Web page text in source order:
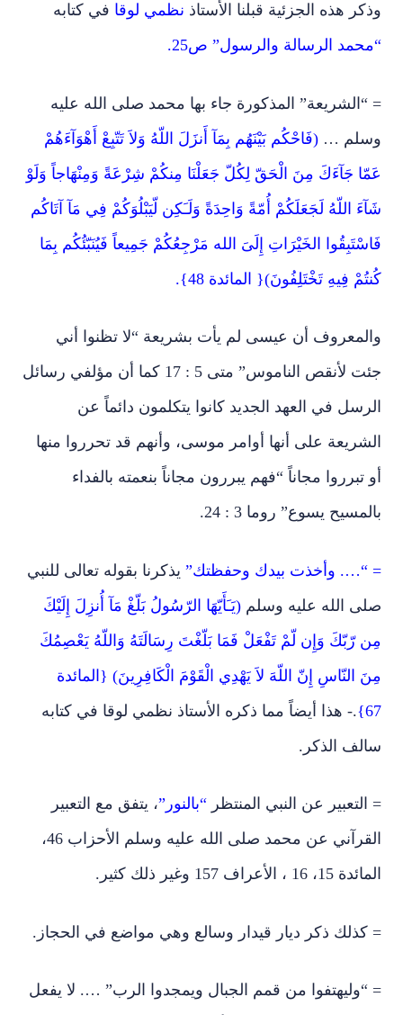
وذكر هذه الجزئية قبلنا الأستاذ نظمي لوقا في كتابه
“محمد الرسالة والرسول” ص25.
= “الشريعة” المذكورة جاء بها محمد صلى الله عليه
وسلم … (فَاحْكُم بَيْنَهُم بِمَآ أَنزَلَ اللّهُ وَلاَ تَتّبِعْ أَهْوَآءَهُمْ
عَمّا جَآءَكَ مِنَ الْحَقّ لِكُلّ جَعَلْنَا مِنكُمْ شِرْعَةً وَمِنْهَاجاً وَلَوْ
شَآءَ اللّهُ لَجَعَلَكُمْ أُمّةً وَاحِدَةً وَلَـَكِن لّيَبْلُوَكُمْ فِي مَآ آتَاكُم
فَاسْتَبِقُوا الخَيْرَاتِ إِلَىَ الله مَرْجِعُكُمْ جَمِيعاً فَيُنَبّئُكُم بِمَا
كُنتُمْ فِيهِ تَخْتَلِفُونَ){ المائدة 48}.
والمعروف أن عيسى لم يأت بشريعة “لا تظنوا أني
جئت لأنقص الناموس” متى 5 : 17 كما أن مؤلفي رسائل
الرسل في العهد الجديد كانوا يتكلمون دائماً عن
الشريعة على أنها أوامر موسى، وأنهم قد تحرروا منها
أو تبرروا مجاناً “فهم يبررون مجاناً بنعمته بالفداء
بالمسيح يسوع” روما 3 : 24.
= “…. وأخذت بيدك وحفظتك” يذكرنا بقوله تعالى للنبي
صلى الله عليه وسلم (يَـَأَيّهَا الرّسُولُ بَلّغْ مَآ أُنزِلَ إِلَيْكَ
مِن رّبّكَ وَإِن لّمْ تَفْعَلْ فَمَا بَلّغْتَ رِسَالَتَهُ وَاللّهُ يَعْصِمُكَ
مِنَ النّاسِ إِنّ اللّهَ لاَ يَهْدِي الْقَوْمَ الْكَافِرِينَ) {المائدة
67} .- هذا أيضاً مما ذكره الأستاذ نظمي لوقا في كتابه
سالف الذكر.
= التعبير عن النبي المنتظر “بالنور”، يتفق مع التعبير
القرآني عن محمد صلى الله عليه وسلم الأحزاب 46،
المائدة 15، 16 ، الأعراف 157 وغير ذلك كثير.
= كذلك ذكر ديار قيدار وسالع وهي مواضع في الحجاز.
= “وليهتفوا من قمم الجبال ويمجدوا الرب” …. لا يفعل